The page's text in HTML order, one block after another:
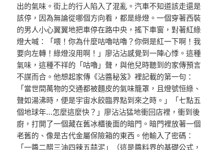
出的氣味。街上的行人陷入了混亂。汽車不知道該走還是
該停，因為無論從哪個方向看，都是綠燈。一個穿著西裝
的男人小心翼翼地把車停在路中央，搖下車窗，對著紅綠
燈大喊：「喂！你為什麼咕嚕咕嚕？你倒是紅一下啊！我
要向左轉！綠燈沒用啊！」廖沾沾感覺到一陣心悸。這種
氣味，這種不祥的「咕嚕」聲，與他兒時聽到的家傳預言
不謀而合。他想起家傳《沾醬秘笈》裡記載的第一句：
「當世間萬物的交通都被麵皮的氣味籠罩，且燈號恒綠、
聲如湯沸時，便是宇宙水餃臨界點到來之時。」「七點五
個地球年…怎麼這麼快？」廖沾沾猛地衝回店裡，衝到後
廚，打開了一個藏在舊冰櫃後面的暗門。暗門裡放著一個
老舊的、像是古代金屬保險箱的東西。他輸入了密碼：
「一醬二醋三油四辣五蒜泥」（這是醬料界的基礎公式，